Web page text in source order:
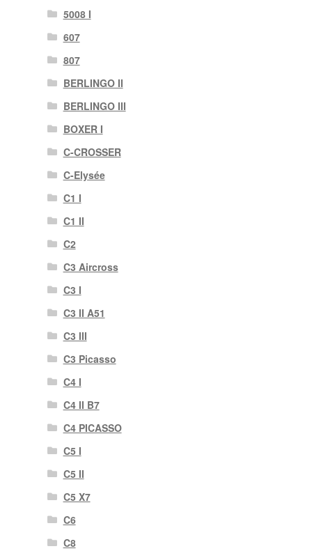
5008 I
607
807
BERLINGO II
BERLINGO III
BOXER I
C-CROSSER
C-Elysée
C1 I
C1 II
C2
C3 Aircross
C3 I
C3 II A51
C3 III
C3 Picasso
C4 I
C4 II B7
C4 PICASSO
C5 I
C5 II
C5 X7
C6
C8